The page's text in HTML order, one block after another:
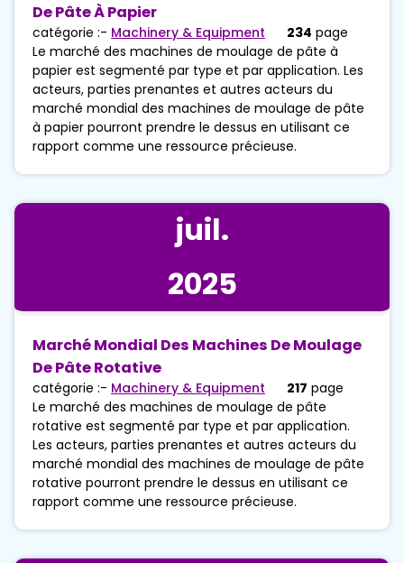
De Pâte À Papier
catégorie :- Machinery & Equipment 234 page
Le marché des machines de moulage de pâte à
papier est segmenté par type et par application. Les
acteurs, parties prenantes et autres acteurs du
marché mondial des machines de moulage de pâte
à papier pourront prendre le dessus en utilisant ce
rapport comme une ressource précieuse.
juil.
2025
Marché Mondial Des Machines De Moulage
De Pâte Rotative
catégorie :- Machinery & Equipment 217 page
Le marché des machines de moulage de pâte
rotative est segmenté par type et par application.
Les acteurs, parties prenantes et autres acteurs du
marché mondial des machines de moulage de pâte
rotative pourront prendre le dessus en utilisant ce
rapport comme une ressource précieuse.